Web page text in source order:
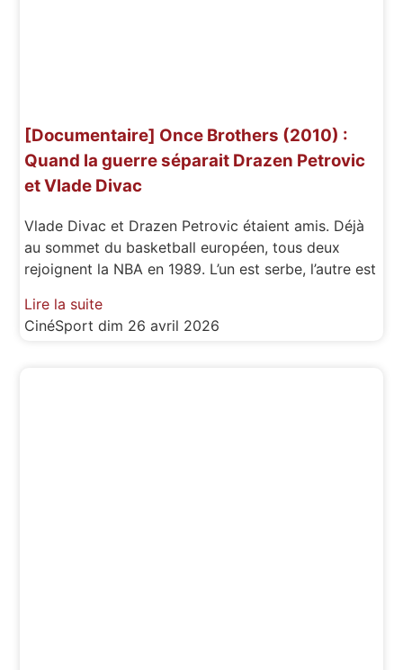
[Documentaire] Once Brothers (2010) :
Quand la guerre séparait Drazen Petrovic
et Vlade Divac
Vlade Divac et Drazen Petrovic étaient amis. Déjà
au sommet du basketball européen, tous deux
rejoignent la NBA en 1989. L’un est serbe, l’autre est
Lire la suite
CinéSportdim 26 avril 2026